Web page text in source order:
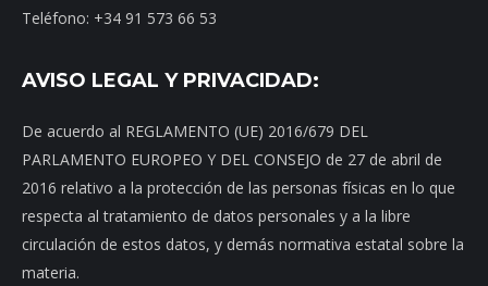
Teléfono: +34 91 573 66 53
AVISO LEGAL Y PRIVACIDAD:
De acuerdo al REGLAMENTO (UE) 2016/679 DEL
PARLAMENTO EUROPEO Y DEL CONSEJO de 27 de abril de
2016 relativo a la protección de las personas físicas en lo que
respecta al tratamiento de datos personales y a la libre
circulación de estos datos, y demás normativa estatal sobre la
materia.